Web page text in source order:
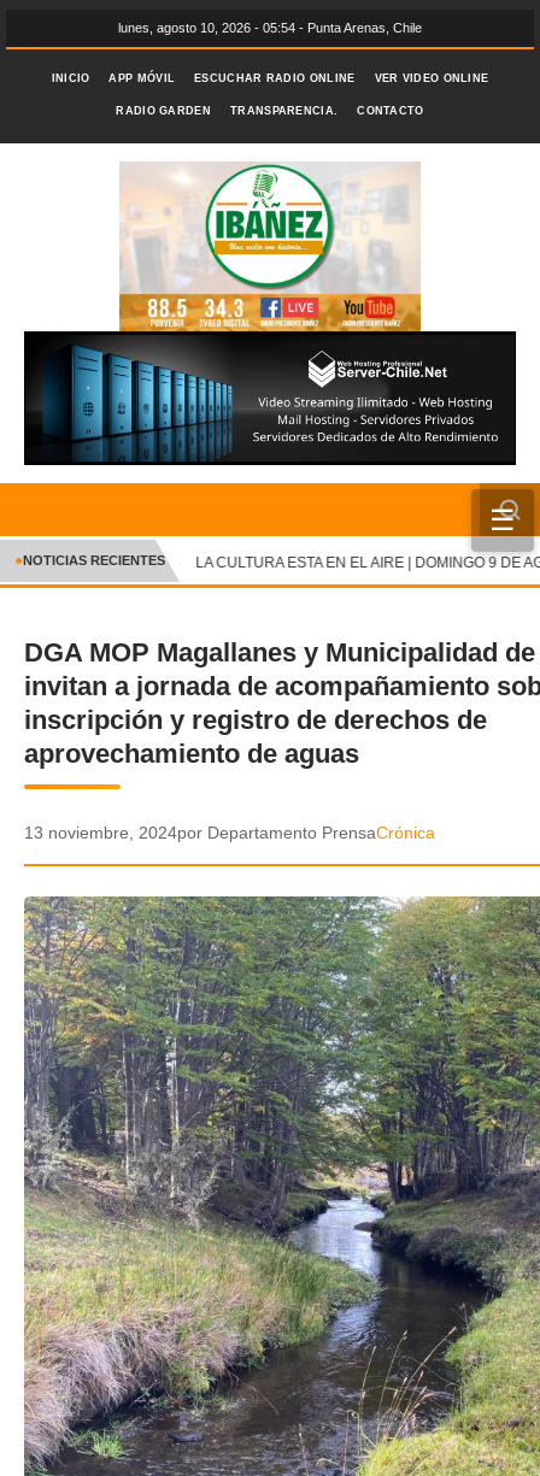
lunes, agosto 10, 2026 - 05:54 - Punta Arenas, Chile
INICIO APP MÓVIL ESCUCHAR RADIO ONLINE VER VIDEO ONLINE
RADIO GARDEN TRANSPARENCIA. CONTACTO
☰
INICIO
CRÓNICA
DEPORTES
ENTRETENIMIENTO Y CULTURA
POLICIAL
VIDEOS
GALERIA DE FOTOS
APP MÓVIL
TRANSPARENCIA
✕
●NOTICIAS RECIENTES LA CULTURA ESTA EN EL AIRE | DOMINGO 9 DE
DGA MOP Magallanes y Municipalidad
invitan a jornada de acompañamiento
inscripción y registro de derechos de
aprovechamiento de aguas
13 noviembre, 2024por Departamento PrensaCrónica